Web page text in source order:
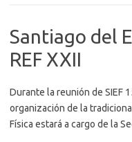
Santiago del
REF XXII
Durante la reunión de SIEF
organización de la
Física estará a cargo de la